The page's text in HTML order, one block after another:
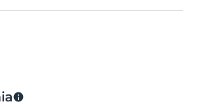
pleť na hydratáciu.